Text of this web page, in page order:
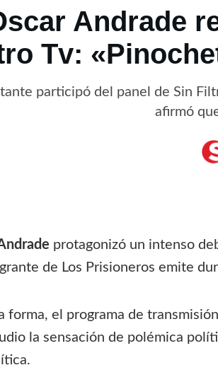
Andrade
Tv:
participó del panel de Sin
afirmó
protagonizó un intenso
de Los Prisioneros emite
forma, el programa de
la sensación de polémica